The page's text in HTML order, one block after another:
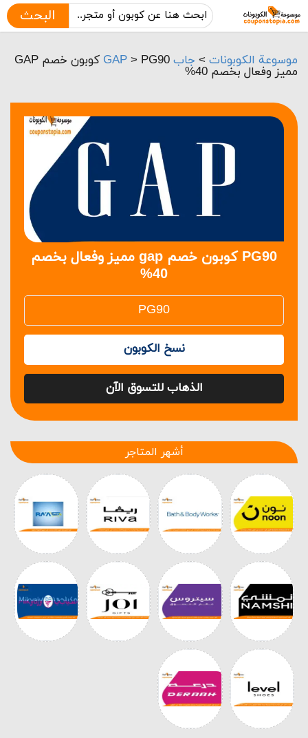
البحث
موسوعة الكوبونات > جاب GAP > PG90 كوبون خصم GAP
مميز وفعال بخصم 40%
PG90 كوبون خصم gap مميز وفعال بخصم
40%
نسخ الكوبون
الذهاب للتسوق الآن
أشهر المتاجر